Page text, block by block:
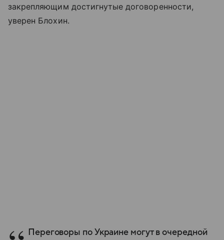
закрепляющим достигнутые договоренности,
уверен Блохин.
Переговоры по Украине могут в очередной